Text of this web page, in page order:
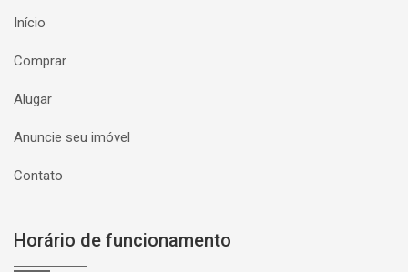
Início
Comprar
Alugar
Anuncie seu imóvel
Contato
Horário de funcionamento